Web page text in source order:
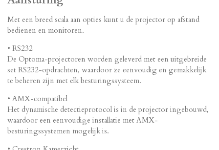
Met een breed scala aan opties kunt u de projector op afstand
bedienen en monitoren.
• RS232
De Optoma-projectoren worden geleverd met een uitgebreide
set RS232-opdrachten, waardoor ze eenvoudig en gemakkelijk
te beheren zijn met elk besturingssysteem.
• AMX-compatibel
Het dynamische detectieprotocol is in de projector ingebouwd,
waardoor een eenvoudige installatie met AMX-
besturingssystemen mogelijk is.